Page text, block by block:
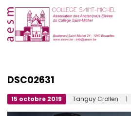
DSC02631
15 octobre 2019 Tanguy Crollen |